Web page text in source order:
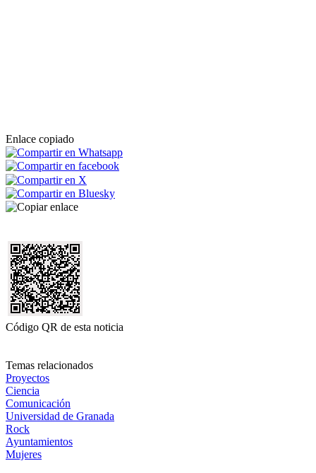
Enlace copiado
Código QR de esta noticia
Temas relacionados
Proyectos
Ciencia
Comunicación
Universidad de Granada
Rock
Ayuntamientos
Mujeres